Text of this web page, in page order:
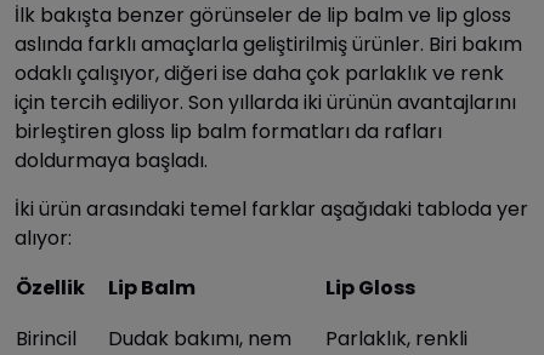
İlk bakışta benzer görünseler de lip balm ve lip gloss
aslında farklı amaçlarla geliştirilmiş ürünler. Biri bakım
odaklı çalışıyor, diğeri ise daha çok parlaklık ve renk
için tercih ediliyor. Son yıllarda iki ürünün avantajlarını
birleştiren gloss lip balm formatları da rafları
doldurmaya başladı.
İki ürün arasındaki temel farklar aşağıdaki tabloda yer
alıyor:
Özellik
Lip Balm
Lip Gloss
Birincil
Dudak bakımı, nem
Parlaklık, renkli